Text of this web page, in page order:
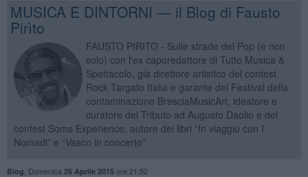
MUSICA E DINTORNI — il Blog di Fausto
Pirìto
FAUSTO PIRITO - Sulle strade del Pop (e non
solo) con l'ex caporedattore di Tutto Musica &
Spettacolo, già direttore artistico del contest
Rock Targato Italia e garante del Festival della
contaminazione BresciaMusicArt, ideatore e
curatore del Tributo ad Augusto Daolio e del
contest Soms Experience, autore dei libri “In viaggio con I
Nomadi” e “Vasco in concerto”
Blog Domenica 26 Aprile 2015ore 21:52